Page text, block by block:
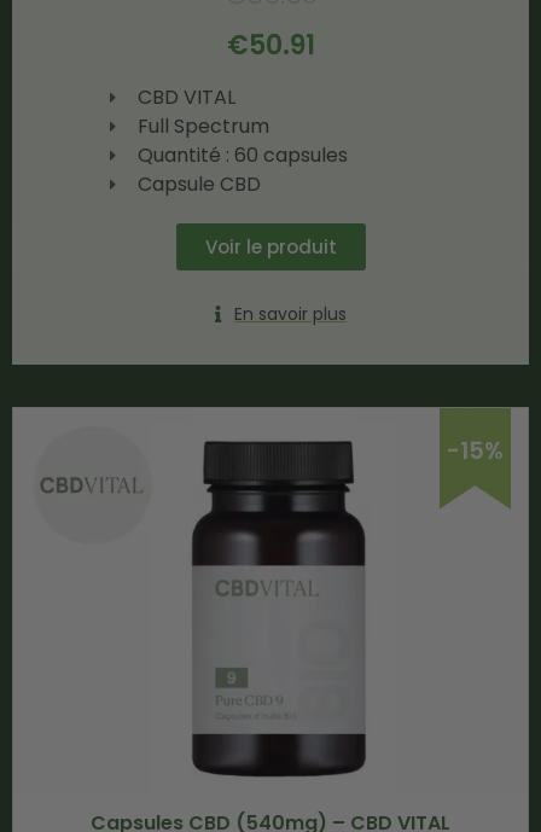
€50.91
CBD VITAL
Full Spectrum
Quantité : 60 capsules
Capsule CBD
Voir le produit
En savoir plus
-15%
Capsules CBD (540mg) – CBD VITAL